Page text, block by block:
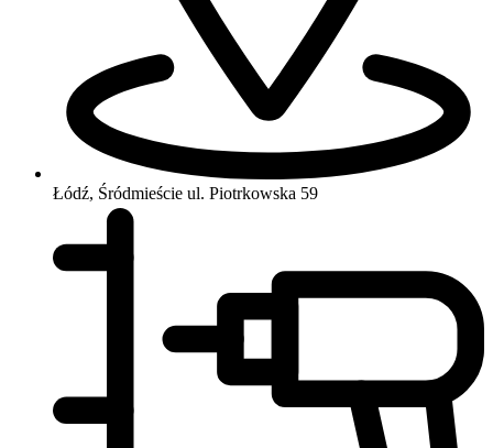
Łódź, Śródmieście ul. Piotrkowska 59